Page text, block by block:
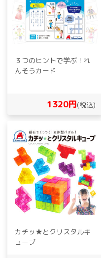
３つのヒントで学ぶ！れ
んそうカード
1320円(税込)
カチッ★とクリスタルキ
ューブ